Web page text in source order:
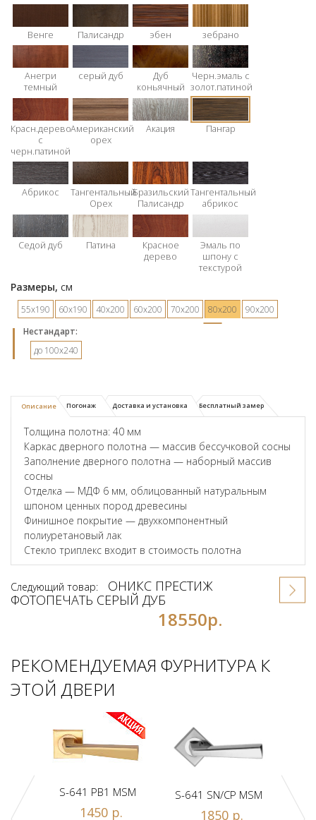
Венге Палисандр эбен зебрано
Анегри
темный
серый дуб
Дуб
коньячный
Черн.эмаль с
золот.патиной
Красн.дерево
с
черн.патиной
Американский
орех
Акация Пангар
Абрикос
Тангентальный
Орех
Бразильский
Палисандр
Тангентальный
абрикос
Седой дуб Патина
Красное
дерево
Эмаль по
шпону с
текстурой
Размеры, см
55х190 60х190 40х200 60х200 70х200 80х200
90х200
Hестандарт:
до 100x240
Описание Погонаж Доставка и установка Бесплатный замер
Толщина полотна: 40 мм
Каркас дверного полотна — массив бессучковой сосны
Заполнение дверного полотна — наборный массив
сосны
Отделка — МДФ 6 мм, облицованный натуральным
шпоном ценных пород древесины
Финишное покрытие — двухкомпонентный
полиуретановый лак
Стекло триплекс входит в стоимость полотна
Следующий товар:
ОНИКС ПРЕСТИЖ
ФОТОПЕЧАТЬ СЕРЫЙ ДУБ
18550р.
РЕКОМЕНДУЕМАЯ ФУРНИТУРА К
ЭТОЙ ДВЕРИ
A
S-641 PB1 MSM
1450 р.
S-641 SN/CP MSM
1850 р.